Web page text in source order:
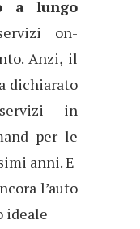
a lungo
on-
Anzi, il
dichiarato
in
per le
anni. E
l’auto
ideale